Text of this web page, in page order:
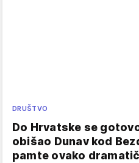
DRUŠTVO
Do Hrvatske se
obišao Dunav kod
pamte ovako